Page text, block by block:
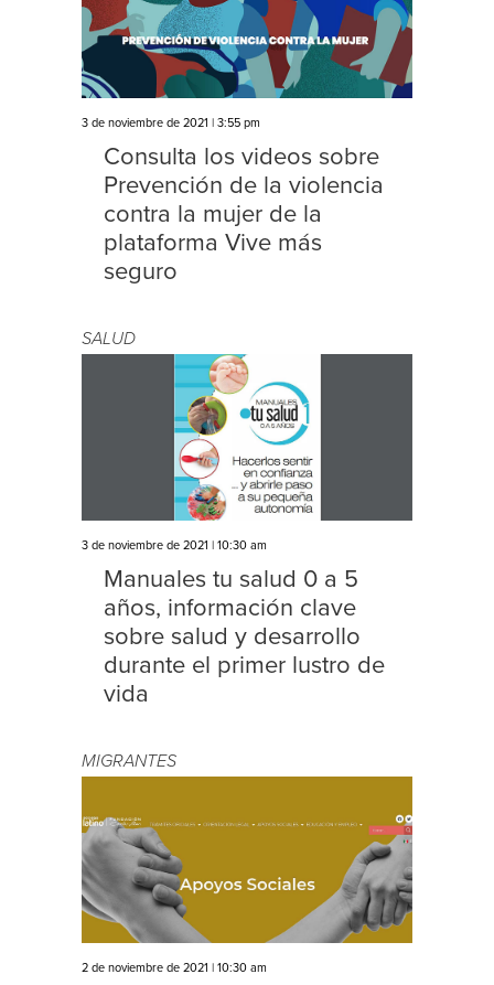
3 de noviembre de 2021 | 3:55 pm
Consulta los videos sobre
Prevención de la violencia
contra la mujer de la
plataforma Vive más
seguro
SALUD
3 de noviembre de 2021 | 10:30 am
Manuales tu salud 0 a 5
años, información clave
sobre salud y desarrollo
durante el primer lustro de
vida
MIGRANTES
2 de noviembre de 2021 | 10:30 am